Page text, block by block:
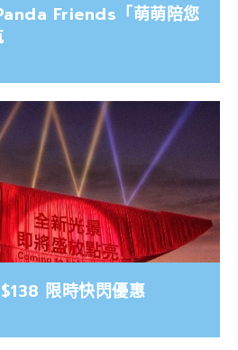
Friends「萌萌陪您
限時快閃優惠